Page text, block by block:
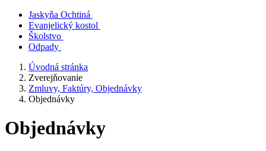
Jaskyňa Ochtiná
Evanjelický kostol
Školstvo
Odpady
Úvodná stránka
Zverejňovanie
Zmluvy, Faktúry, Objednávky
Objednávky
Objednávky